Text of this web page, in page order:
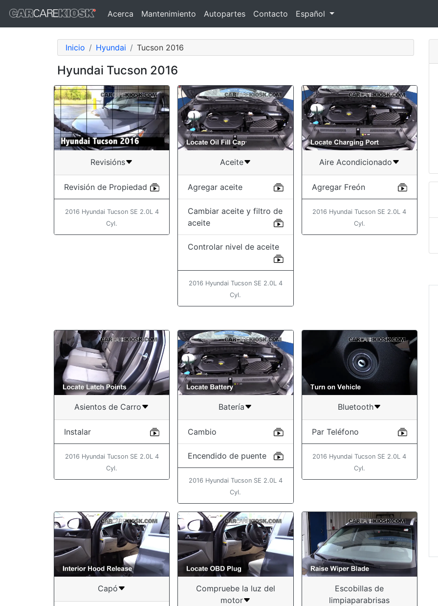
Acerca Mantenimiento Autopartes Contacto Español
Inicio Hyundai Tucson 2016
Hyundai Tucson 2016
Revisións
Revisión de Propiedad
2016 Hyundai Tucson SE 2.0L 4
Cyl.
Aceite
Agregar aceite
Cambiar aceite y filtro de
aceite
Controlar nivel de aceite
2016 Hyundai Tucson SE 2.0L 4
Cyl.
Aire Acondicionado
Agregar Freón
2016 Hyundai Tucson SE 2.0L 4
Cyl.
Asientos de Carro
Instalar
2016 Hyundai Tucson SE 2.0L 4
Cyl.
Batería
Cambio
Encendido de puente
2016 Hyundai Tucson SE 2.0L 4
Cyl.
Bluetooth
Par Teléfono
2016 Hyundai Tucson SE 2.0L 4
Cyl.
Capó
Compruebe la luz del
motor
Escobillas de
limpiaparabrisas